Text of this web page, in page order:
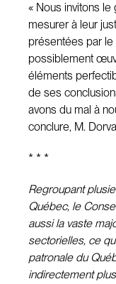
« Nous invitons
mesurer à leur
présentées par
possiblement
éléments
de ses
avons du mal à
conclure, M.
* * *
Regroupant
Québec, le
aussi la vaste
sectorielles, ce
patronale du
indirectement